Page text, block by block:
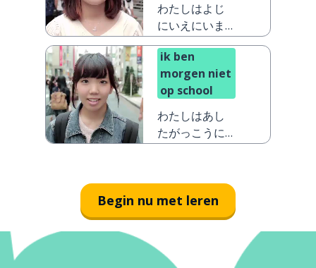
わたしはよじ
にいえにいま
す
ik ben
morgen niet
op school
わたしはあし
たがっこうに
Begin nu met leren